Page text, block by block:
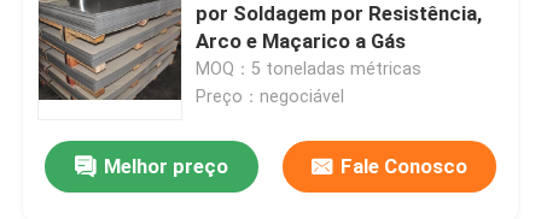
por Soldagem por Resistência,
Arco e Maçarico a Gás
MOQ：5 toneladas métricas
Preço：negociável
Melhor preço Fale Conosco